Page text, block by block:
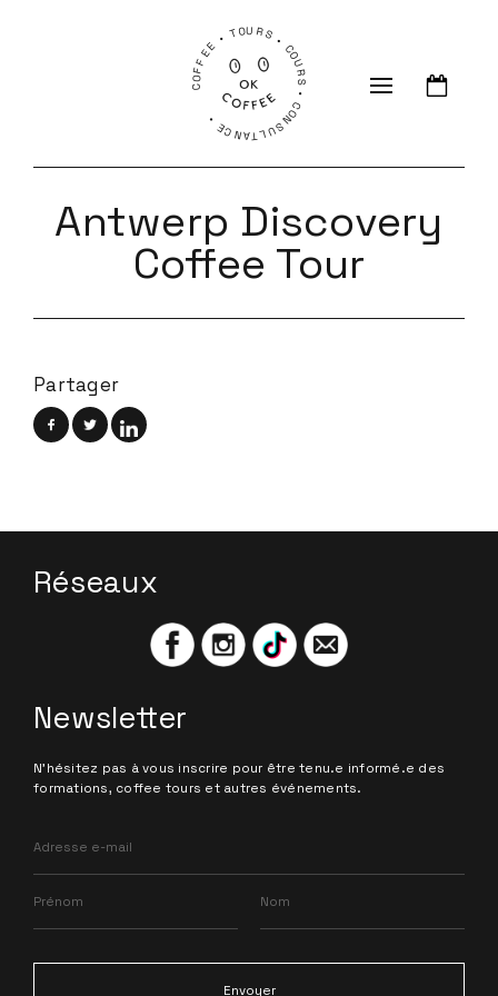
COFFEE • TOURS • COURS • CONSULTANCE •
Antwerp Discovery
Coffee Tour
Partager
Réseaux
Newsletter
N'hésitez pas à vous inscrire pour être tenu.e informé.e des
formations, coffee tours et autres événements.